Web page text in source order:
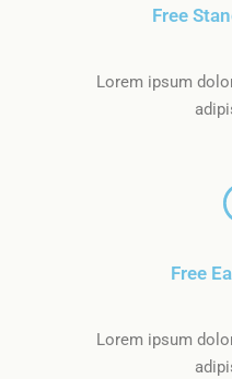
Free
Lorem ipsum
Free
Lorem ipsum